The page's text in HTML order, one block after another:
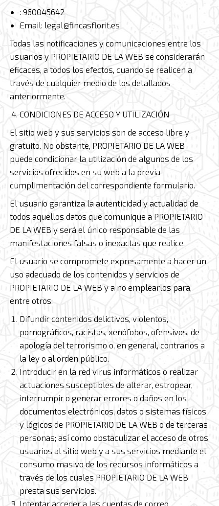
: 960045642
Email: legal@fincasflorit.es
Todas las notificaciones y comunicaciones entre los
usuarios y PROPIETARIO DE LA WEB se considerarán
eficaces, a todos los efectos, cuando se realicen a
través de cualquier medio de los detallados
anteriormente.
CONDICIONES DE ACCESO Y UTILIZACIÓN
El sitio web y sus servicios son de acceso libre y
gratuito. No obstante, PROPIETARIO DE LA WEB
puede condicionar la utilización de algunos de los
servicios ofrecidos en su web a la previa
cumplimentación del correspondiente formulario.
El usuario garantiza la autenticidad y actualidad de
todos aquellos datos que comunique a PROPIETARIO
DE LA WEB y será el único responsable de las
manifestaciones falsas o inexactas que realice.
El usuario se compromete expresamente a hacer un
uso adecuado de los contenidos y servicios de
PROPIETARIO DE LA WEB y a no emplearlos para,
entre otros:
Difundir contenidos delictivos, violentos,
pornográficos, racistas, xenófobos, ofensivos, de
apología del terrorismo o, en general, contrarios a
la ley o al orden público.
Introducir en la red virus informáticos o realizar
actuaciones susceptibles de alterar, estropear,
interrumpir o generar errores o daños en los
documentos electrónicos, datos o sistemas físicos
y lógicos de PROPIETARIO DE LA WEB o de terceras
personas; así como obstaculizar el acceso de otros
usuarios al sitio web y a sus servicios mediante el
consumo masivo de los recursos informáticos a
través de los cuales PROPIETARIO DE LA WEB
presta sus servicios.
Intentar acceder a las cuentas de correo